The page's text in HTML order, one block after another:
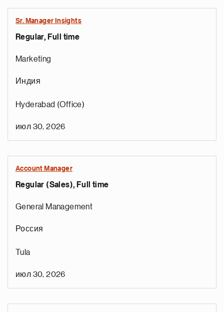
Sr. Manager Insights
Regular, Full time
Marketing
Индия
Hyderabad (Office)
июл 30, 2026
Account Manager
Regular (Sales), Full time
General Management
Россия
Tula
июл 30, 2026